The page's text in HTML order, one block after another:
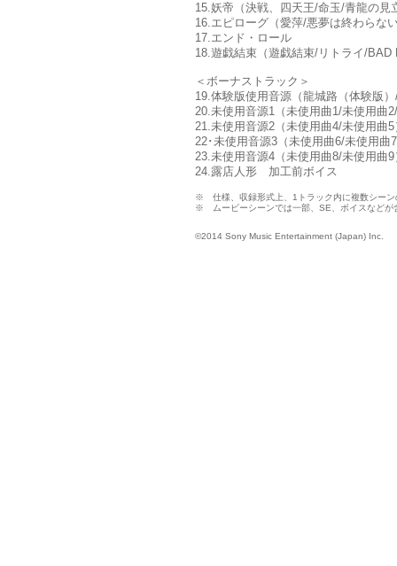
15.妖帝（決戦、四天王/命玉/青龍の見
16.エピローグ（愛萍/悪夢は終わら
17.エンド・ロール
18.遊戯結束（遊戯結束/リトライ/BAD
＜ボーナストラック＞
19.体験版使用音源（龍城路（体験版
20.未使用音源1（未使用曲1/未使用曲
21.未使用音源2（未使用曲4/未使用曲5
22･未使用音源3（未使用曲6/未使用曲
23.未使用音源4（未使用曲8/未使用曲9
24.露店人形 加工前ボイス
※ 仕様、収録形式上、1トラック内に複数シーン
※ ムービーシーンでは一部、SE、ボイスなどが
©2014 Sony Music Entertainment (Japan) Inc.